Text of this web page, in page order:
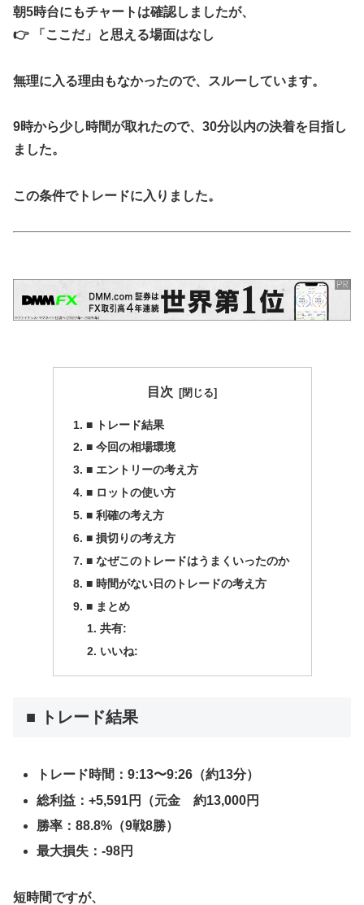
朝5時台にもチャートは確認しましたが、
👉
「ここだ」と思える場面はなし
無理に入る理由もなかったので、スルーしています。
9時から少し時間が取れたので、30分以内の決着を目指し
ました。
この条件でトレードに入りました。
目次
■ トレード結果
■ 今回の相場環境
■ エントリーの考え方
■ ロットの使い方
■ 利確の考え方
■ 損切りの考え方
■ なぜこのトレードはうまくいったのか
■ 時間がない日のトレードの考え方
■ まとめ
共有:
いいね:
■ トレード結果
トレード時間：9:13〜9:26（約13分）
総利益：+5,591円（元金 約13,000円
勝率：88.8%（9戦8勝）
最大損失：-98円
短時間ですが、